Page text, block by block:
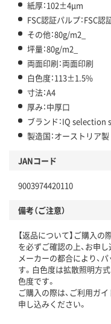
紙厚：102±4μm
FSC認証パルプ：FSC認
その他：80g/m2_
坪量：80g/m2_
両面印刷：両面印刷
白色度：113±1.5%
寸法：A4
厚み：中厚口
ブランド：IQ selection
製造国：オーストリア製
JANコード
9003974420110
備考（ご注意）
【返品について】ご購入の
を必ずご確認の上、お申し
メーカーの都合により、
す。白色度は拡散照明方
色度です。
ご購入の際は、ご利用ガイ
申し込みください。